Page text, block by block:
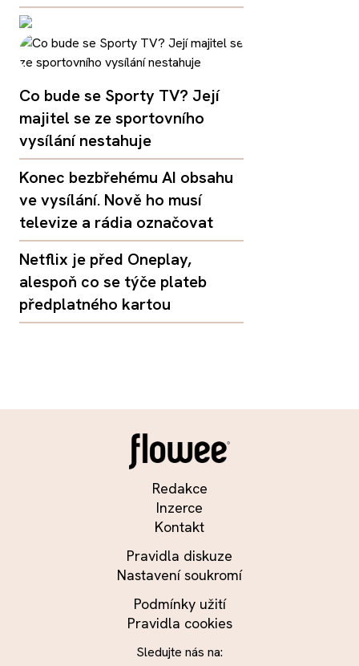
Co bude se Sporty TV? Její
majitel se ze sportovního
vysílání nestahuje
Konec bezbřehému AI obsahu
ve vysílání. Nově ho musí
televize a rádia označovat
Netflix je před Oneplay,
alespoň co se týče plateb
předplatného kartou
Redakce
Inzerce
Kontakt
Pravidla diskuze
Nastavení soukromí
Podmínky užití
Pravidla cookies
Sledujte nás na: